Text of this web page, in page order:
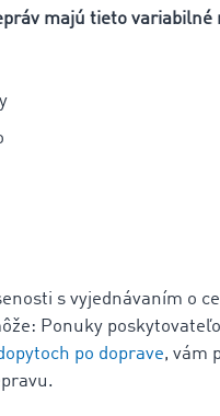
majú tieto variabilné
s vyjednávaním o
Ponuky
po doprave, vám